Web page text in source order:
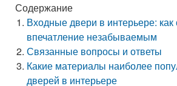
Содержание
Входные двери в интерьере: как
впечатление незабываемым
Связанные вопросы и ответы
Какие материалы наиболее
дверей в интерьере